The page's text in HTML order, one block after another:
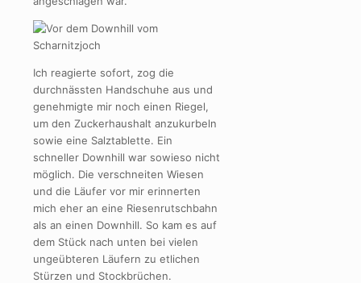
Ich reagierte sofort, zog die
durchnässten Handschuhe aus und
genehmigte mir noch einen Riegel,
um den Zuckerhaushalt anzukurbeln
sowie eine Salztablette. Ein
schneller Downhill war sowieso nicht
möglich. Die verschneiten Wiesen
und die Läufer vor mir erinnerten
mich eher an eine Riesenrutschbahn
als an einen Downhill. So kam es auf
dem Stück nach unten bei vielen
ungeübteren Läufern zu etlichen
Stürzen und Stockbrüchen.